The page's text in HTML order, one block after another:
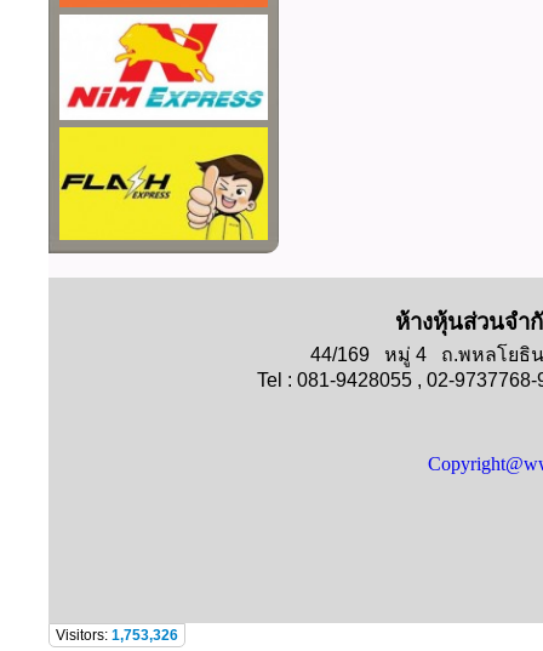
ห้างหุ้นส่วนจำ
44/169 หมู่ 4 ถ.พหลโยธิ
Tel : 081-9428055 , 02-
Visitors: 1,753,326